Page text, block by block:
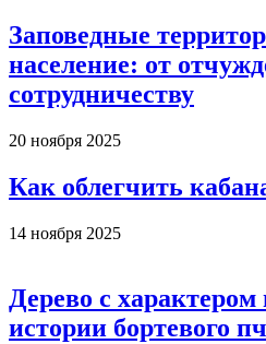
Заповедные
население: от
сотрудничеству
20 ноября 2025
Как облегчить
14 ноября 2025
Дерево с характером
истории бортевого